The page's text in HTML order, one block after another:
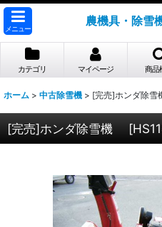
メニュー
農機具・除雪
カテゴリ マイページ 商品
ホーム > 中古除雪機 > [完売]ホンダ除
[完売]ホンダ除雪機 [